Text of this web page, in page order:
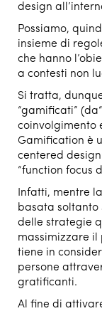
design
Possiamo,
insieme di
che hanno
a contesti non
Si tratta,
“gamificati”
coinvolgimento
Gamification è
centered
“function focus
Infatti, mentre
basata soltanto
delle strategie
massimizzare il
tiene in
persone
gratificanti.
Al fine di